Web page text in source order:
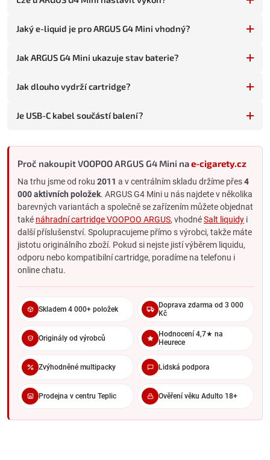
Pro začátečníky , kteří nechtějí ručně nastavovat výkon.
Pro vapery, kteří chtějí velkou baterii v lehkém těle
nikotinem.
kompatibilní cartridge.
Pro každodenní nošenídíky úzkému kovovému tělu a nízké
hmotnosti.
Pro koho ARGUS G4 Mini vhodný není
Pro uživatele, kteří chtějí displeja detailní přehled o výkonu
nebo počtu potahů.
Pro vapery vyžadující ruční nastavení wattů – výkon řídí
zařízení automaticky.
Pro výrazně vzdušný DL potah
podu– Multi-Ohm cartridge pro G4 Mini nabízí 0,7 a 1,0
Pro liquidy s velmi vysokým podílem VG, které mohou být
Odpor 0,7 vs. 1,0 ohm
Volnější MTL až lehčí RDL potah
Jaký e-liquid je pro ARGUS G4 Mini vhodný?
Jak ARGUS G4 Mini ukazuje stav baterie?
Jak dlouho vydrží cartridge?
Je USB-C kabel součástí balení?
Proč nakoupit VOOPOO ARGUS G4 Mini nae-cigarety.cz
Na trhu jsme od roku 2011 a v centrálním skladu držíme přes4
000 aktivních položek. ARGUS G4 Mini u nás najdete v několika
barevných variantách a společně se zařízením můžete objednat
také náhradní cartridge VOOPOO ARGUS, vhodnéSalt liquidy i
další příslušenství. Spolupracujeme přímo s výrobci, takže máte
jistotu originálního zboží. Pokud si nejste jistí výběrem liquidu,
odporu nebo kompatibilní cartridge, poradíme na telefonu i
online chatu.
Skladem 4 000+ položek
Doprava zdarma od 3 000
Kč
Originály od výrobců
Hodnocení 4,7★ na
Heurece
Zvýhodněné multipacky Lidská podpora
Prodejna v centru Teplic Ověření věku Adulto 18+